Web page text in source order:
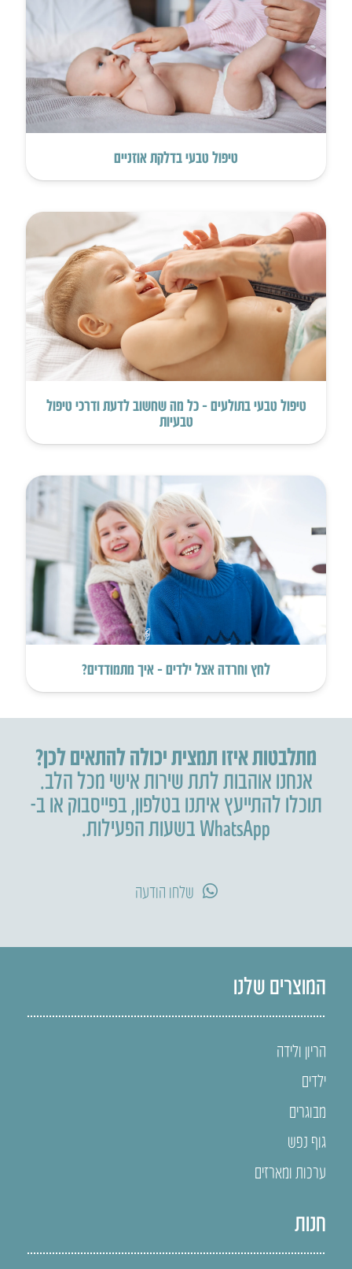
טיפול טבעי בדלקת אוזניים
טיפול טבעי בתולעים – כל מה שחשוב לדעת ודרכי טיפול
טבעיות
לחץ וחרדה אצל ילדים – איך מתמודדים?
מתלבטות איזו תמצית יכולה להתאים לכן?
אנחנו אוהבות לתת שירות אישי מכל הלב.
תוכלו להתייעץ איתנו בטלפון,בפייסבוק או ב-
WhatsApp בשעות הפעילות.
שלחו הודעה
המוצרים שלנו
הריון ולידה
ילדים
מבוגרים
גוף נפש
ערכות ומארזים
חנות